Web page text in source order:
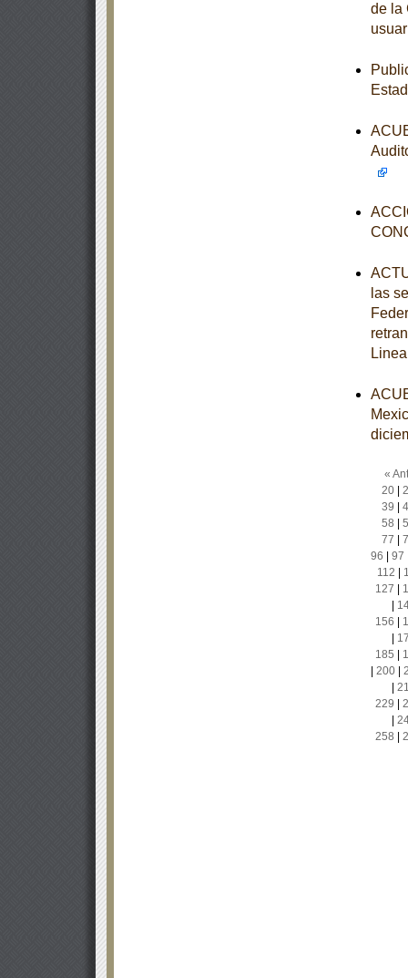
de la
las
«
20|
39
58
77
96
97
112
127
156
185
200|
229
258